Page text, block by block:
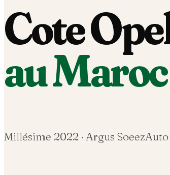
Cote
au Maroc
Millésime 2022 · Argus